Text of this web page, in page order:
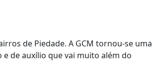
de Piedade. A GCM tornou-se uma
de auxílio que vai muito além do